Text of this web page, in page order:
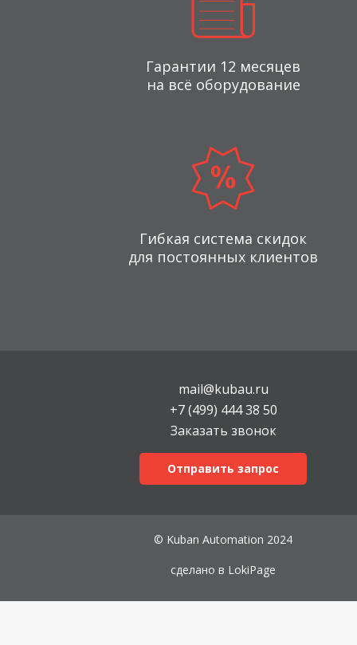
Гарантии 12 месяцев
на всё оборудование
Гибкая система скидок
для постоянных клиентов
mail@kubau.ru
+7 (499) 444 38 50
Заказать звонок
Отправить запрос
© Kuban Automation 2024
сделано в LokiPage